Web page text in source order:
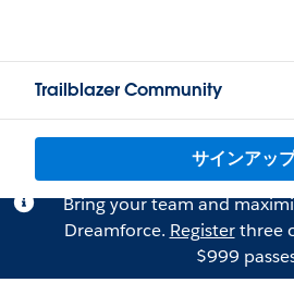
Trailblazer Community
サインアッ
Bring your team and
Dreamforce. Registerthree
$999